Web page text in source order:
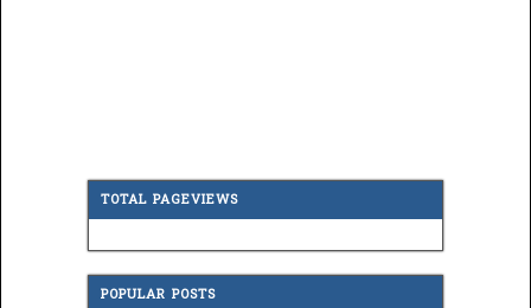
TOTAL PAGEVIEWS
POPULAR POSTS